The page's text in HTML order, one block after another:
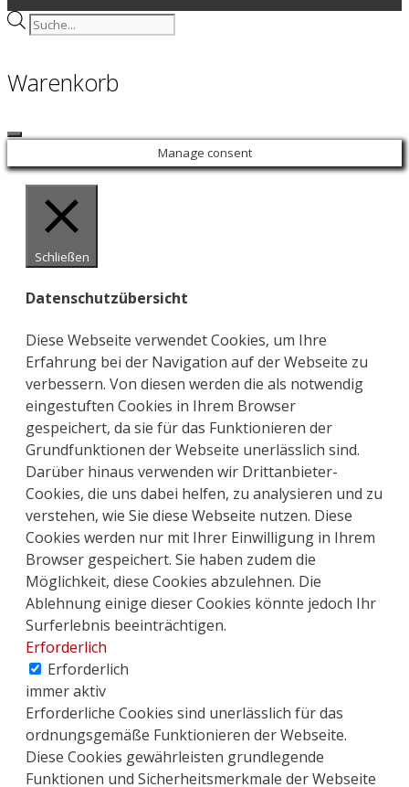
Products
Warenkorb
Close
Manage consent
Schließen
Datenschutzübersicht
Diese Webseite verwendet Cookies, um Ihre
Erfahrung bei der Navigation auf der Webseite zu
verbessern. Von diesen werden die als notwendig
eingestuften Cookies in Ihrem Browser
gespeichert, da sie für das Funktionieren der
Grundfunktionen der Webseite unerlässlich sind.
Darüber hinaus verwenden wir Drittanbieter-
Cookies, die uns dabei helfen, zu analysieren und zu
verstehen, wie Sie diese Webseite nutzen. Diese
Cookies werden nur mit Ihrer Einwilligung in Ihrem
Browser gespeichert. Sie haben zudem die
Möglichkeit, diese Cookies abzulehnen. Die
Ablehnung einige dieser Cookies könnte jedoch Ihr
Surferlebnis beeinträchtigen.
Erforderlich
Erforderlich
immer aktiv
Erforderliche Cookies sind unerlässlich für das
ordnungsgemäße Funktionieren der Webseite.
Diese Cookies gewährleisten grundlegende
Funktionen und Sicherheitsmerkmale der Webseite